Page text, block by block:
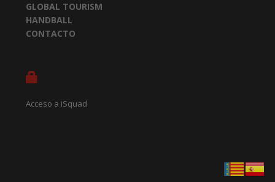
GLOBAL TOURISM
HANDBALL
CONTACTO
Acceso a iSquad